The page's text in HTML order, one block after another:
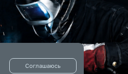
Соглашаюсь